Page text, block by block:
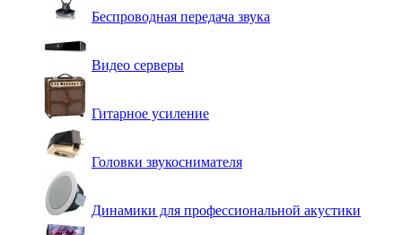
Беспроводная передача звука
Видео серверы
Гитарное усиление
Головки звукоснимателя
Динамики для профессиональной акустики